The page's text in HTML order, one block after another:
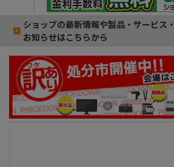
ショップの最新情報や製品・サービス
お知らせはこちらから